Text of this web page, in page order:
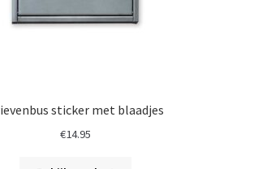
sticker met blaadjes
€14.95